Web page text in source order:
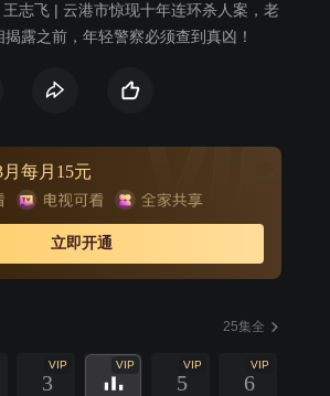
志飞 | 云港市惊现十年连环杀人案，老
露之前，年轻警察必须查到真凶！
月每月15元
立即开通
25集全
VIP
3
VIP VIP
5
VIP
6